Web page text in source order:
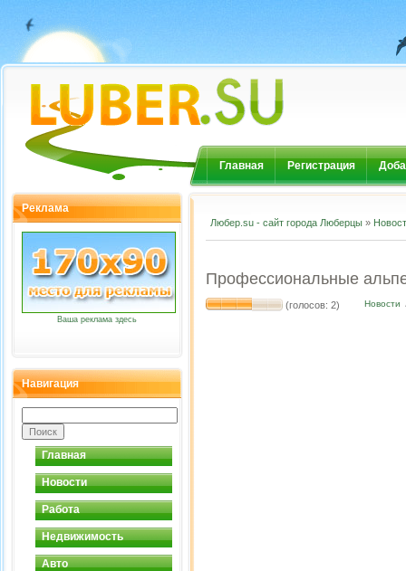
Главная Регистрация
Реклама
Ваша реклама здесь
Навигация
Главная
Новости
Работа
Недвижимость
Авто
Любер.su - сайт города Люберцы »
Профессиональные
(голосов: 2) Новости